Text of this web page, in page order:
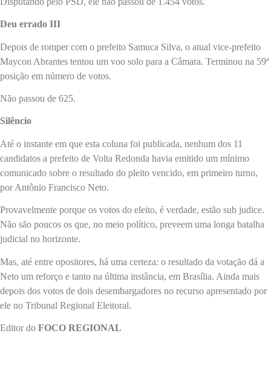
Deu errado III
Depois de romper com o prefeito Samuca Silva, o atual vice-prefeito
Maycon Abrantes tentou um voo solo para a Câmara. Terminou na 59ª
posição em número de votos.
Não passou de 625.
Silêncio
Até o instante em que esta coluna foi publicada, nenhum dos 11
candidatos a prefeito de Volta Redonda havia emitido um mínimo
comunicado sobre o resultado do pleito vencido, em primeiro turno,
por Antônio Francisco Neto.
Provavelmente porque os votos do eleito, é verdade, estão sub judice.
Não são poucos os que, no meio político, preveem uma longa batalha
judicial no horizonte.
Mas, até entre opositores, há uma certeza: o resultado da votação dá a
Neto um reforço e tanto na última instância, em Brasília. Ainda mais
depois dos votos de dois desembargadores no recurso apresentado por
ele no Tribunal Regional Eleitoral.
Editor do FOCO REGIONAL